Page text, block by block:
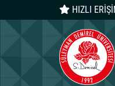
HIZLI